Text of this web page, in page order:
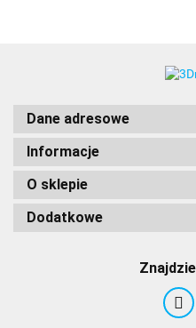
Dane adresowe
Informacje
O sklepie
Dodatkowe